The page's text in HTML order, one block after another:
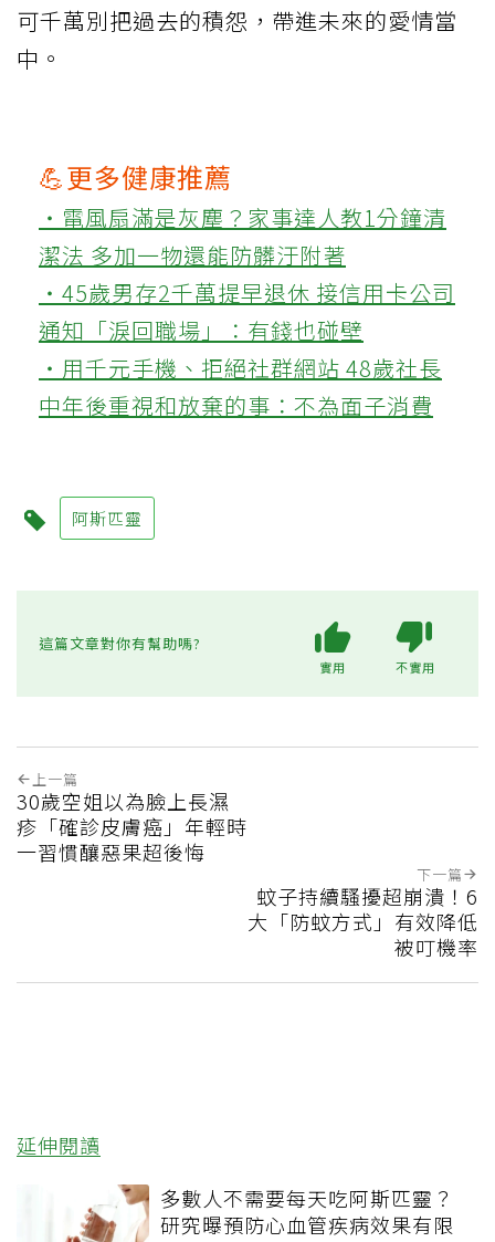
可千萬別把過去的積怨，帶進未來的愛情當
中。
💪更多健康推薦
‧電風扇滿是灰塵？家事達人教1分鐘清
潔法 多加一物還能防髒汙附著
‧45歲男存2千萬提早退休 接信用卡公司
通知「淚回職場」：有錢也碰壁
‧用千元手機、拒絕社群網站 48歲社長
中年後重視和放棄的事：不為面子消費
阿斯匹靈
這篇文章對你有幫助嗎?
實用 不實用
上一篇
30歲空姐以為臉上長濕
疹「確診皮膚癌」年輕時
一習慣釀惡果超後悔
下一篇
蚊子持續騷擾超崩潰！6
大「防蚊方式」有效降低
被叮機率
延伸閱讀
多數人不需要每天吃阿斯匹靈？
研究曝預防心血管疾病效果有限